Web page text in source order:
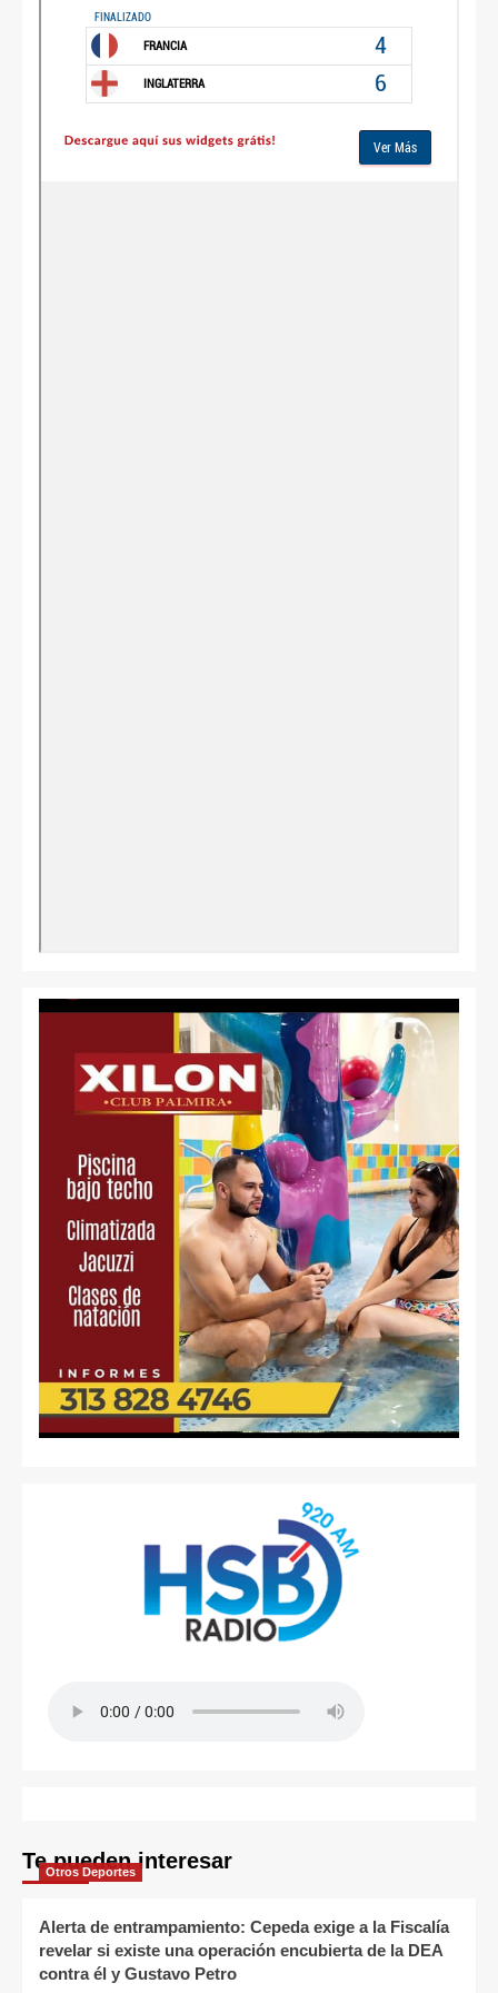
Te pueden interesar
Otros Deportes
Alerta de entrampamiento: Cepeda exige a la Fiscalía
revelar si existe una operación encubierta de la DEA
contra él y Gustavo Petro